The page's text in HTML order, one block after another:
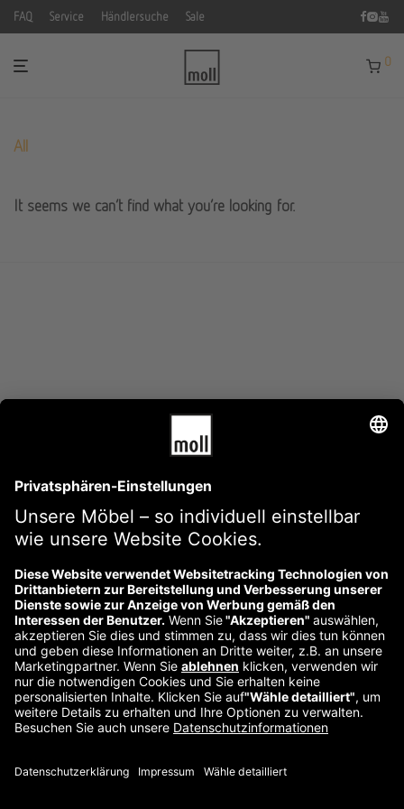
FAQ Service Händlersuche Sale
0
All
It seems we can’t find what you’re looking for.
AGB
Impressum
Datenschutzerklärung
Widerrufsbelehrung
Kontakt
Reklamation starten
Vertrag widerrufen